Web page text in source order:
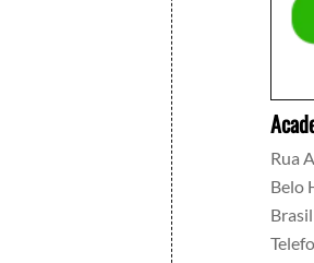
Rua
Belo
Brasil